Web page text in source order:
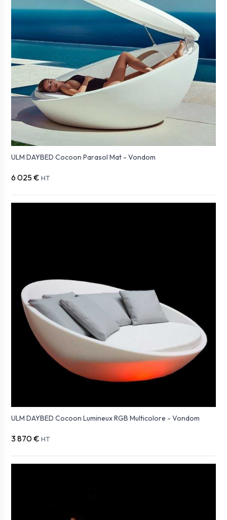
ULM DAYBED Cocoon Parasol Mat - Vondom
6 025 € HT
ULM DAYBED Cocoon Lumineux RGB Multicolore - Vondom
3 870 € HT